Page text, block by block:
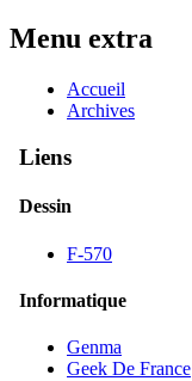
Menu extra
Accueil
Archives
Liens
Dessin
F-570
Informatique
Genma
Geek De France